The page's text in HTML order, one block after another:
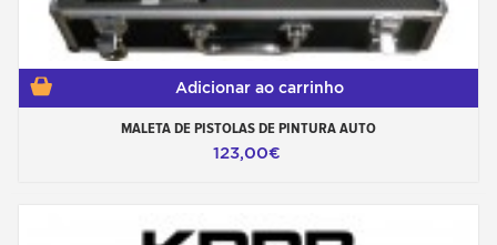
Adicionar ao carrinho
MALETA DE PISTOLAS DE PINTURA AUTO
123,00€